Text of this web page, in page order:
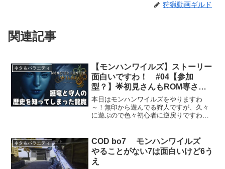
狩猟動画ギルド
関連記事
ネタ＆バラエティ
【モンハンワイルズ】ストーリー
面白いですわ！ #04【参加
型？】🌟初見さんもROM専さん
も大歓迎ですわ～～！
本日はモンハンワイルズをやりますわ
～！無印から遊んでる狩人ですが、久々
に遊ぶので色々初心者に逆戻りですわ～
に遊べるらしいので…それでも宜しけれ
ば遊びましょう～💜*****...
ネタ＆バラエティ
COD bo7 モンハンワイルズ
やることがない7は面白いけど6う
え